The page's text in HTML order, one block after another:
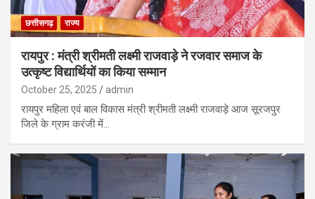
छत्तीसगढ़ राज्य
रायपुर : मंत्री श्रीमती लक्ष्मी राजवाड़े ने रजवार समाज के
उत्कृष्ट विद्यार्थियों का किया सम्मान
October 25, 2025 admin
रायपुर महिला एवं बाल विकास मंत्री श्रीमती लक्ष्मी राजवाड़े आज सूरजपुर
जिले के ग्राम करंजी में…